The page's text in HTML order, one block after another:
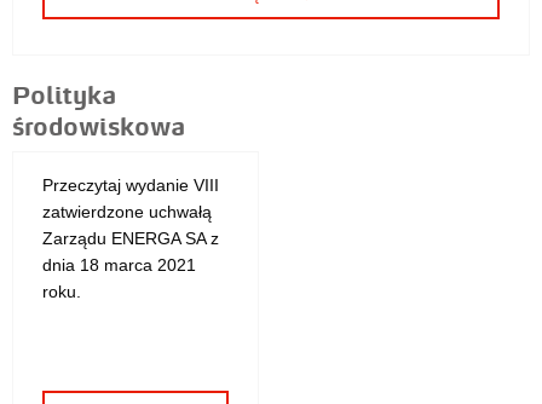
Polityka
środowiskowa
Przeczytaj wydanie VIII
zatwierdzone uchwałą
Zarządu ENERGA SA z
dnia 18 marca 2021
roku.